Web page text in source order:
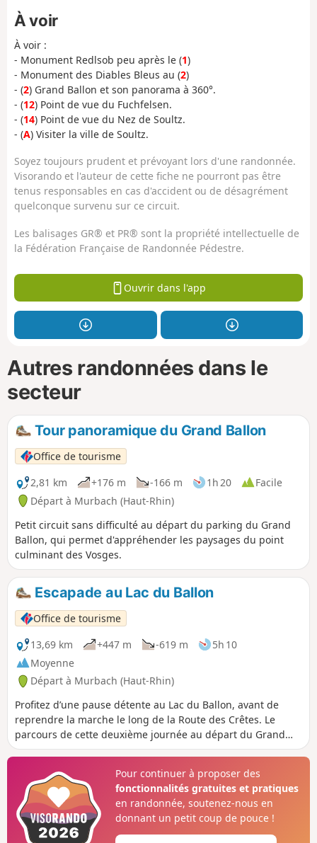
À voir
À voir :
- Monument Redlsob peu après le (1)
- Monument des Diables Bleus au (2)
- (2) Grand Ballon et son panorama à 360°.
- (12) Point de vue du Fuchfelsen.
- (14) Point de vue du Nez de Soultz.
- (A) Visiter la ville de Soultz.
Soyez toujours prudent et prévoyant lors d'une randonnée.
Visorando et l'auteur de cette fiche ne pourront pas être
tenus responsables en cas d'accident ou de désagrément
quelconque survenu sur ce circuit.
Les balisages GR® et PR® sont la propriété intellectuelle de
la Fédération Française de Randonnée Pédestre.
Ouvrir dans l'app
Autres randonnées dans le
secteur
Tour panoramique du Grand Ballon
Office de tourisme
2,81 km
+176 m -166 m 1h 20
Facile
Départ à Murbach (Haut-Rhin)
Petit circuit sans difficulté au départ du parking du Grand
Ballon, qui permet d'appréhender les paysages du point
culminant des Vosges.
Escapade au Lac du Ballon
Office de tourisme
13,69 km
+447 m -619 m
5h 10
Moyenne
Départ à Murbach (Haut-Rhin)
Profitez d’une pause détente au Lac du Ballon, avant de
reprendre la marche le long de la Route des Crêtes. Le
parcours de cette deuxième journée au départ du Grand
Ballon propose un petit détour au Lac du Ballon, afin
balade se poursuit en longeant la Route des Crêtes jusqu’au
Markstein, avec la vue sur le Grand Ballon et la vallée de la
Thur et profiter, si vous le souhaitez, des activités de loisirs
et de plein air proposées à la station du Markstein.
Pour continuer à proposer des
fonctionnalités gratuites et pratiques
en randonnée, soutenez-nous en
donnant un petit coup de pouce !